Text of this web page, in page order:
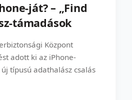
ját? – „Find
támadások
Központ
adott ki az iPhone-
típusú adathalász csalás